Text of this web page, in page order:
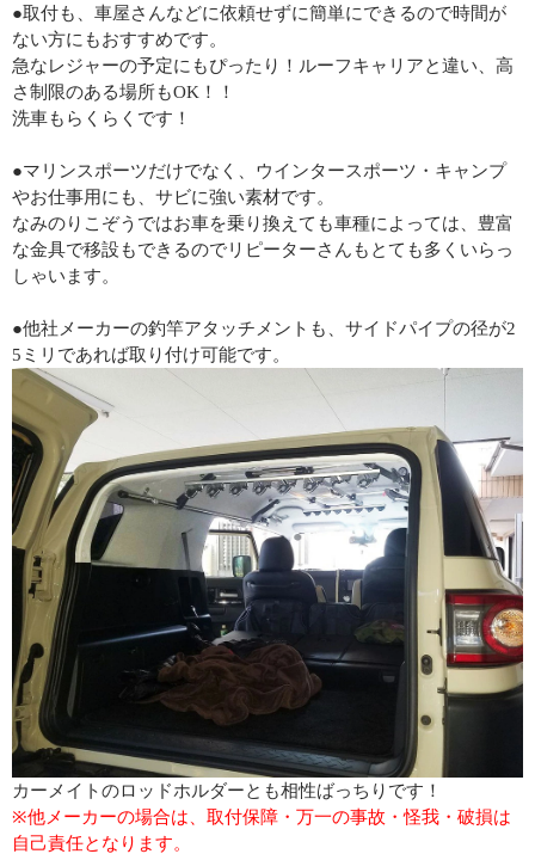
●取付も、車屋さんなどに依頼せずに簡単にできるので時間が
ない方にもおすすめです。
急なレジャーの予定にもぴったり！ルーフキャリアと違い、高
さ制限のある場所もOK！！
洗車もらくらくです！
●マリンスポーツだけでなく、ウインタースポーツ・キャンプ
やお仕事用にも、サビに強い素材です。
なみのりこぞうではお車を乗り換えても車種によっては、豊富
な金具で移設もできるのでリピーターさんもとても多くいらっ
しゃいます。
●他社メーカーの釣竿アタッチメントも、サイドパイプの径が2
5ミリであれば取り付け可能です。
カーメイトのロッドホルダーとも相性ばっちりです！
※他メーカーの場合は、取付保障・万一の事故・怪我・破損は
自己責任となります。